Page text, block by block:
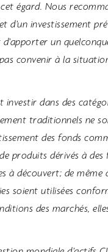
égard. Nous
d’un investissement
un
convenir à la
investir dans des
traditionnels ne
des fonds
produits dérivés à
à découvert; de
soient utilisées
des marchés,